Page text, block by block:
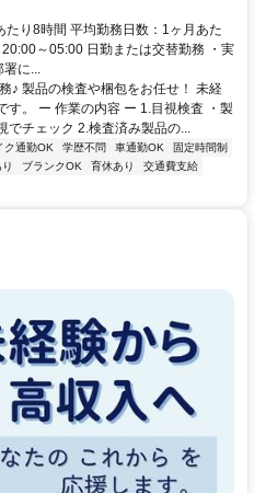
り8時間 平均勤務日数：1ヶ月あた
～05:00 日勤または交替勤務 ・実
に...
♪ 製品の検査や梱包をお任せ！ 未経
す。 ー 作業の内容 ー 1.目視検査 ・製
チェック 2.検査済み製品の...
ク通勤OK 学歴不問 車通勤OK
固定時間制
ブランクOK 育休あり
交通費支給